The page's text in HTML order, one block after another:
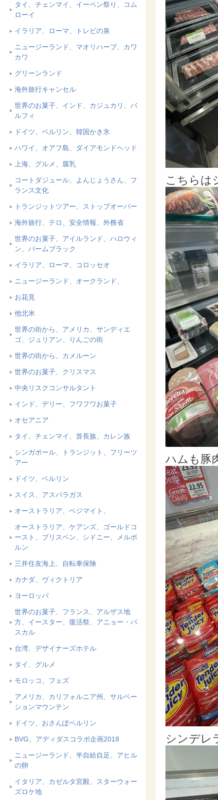
タイ、チェンマイ、イーペン祭り、コム
ローイ
イラリア、ローマ、トレビの泉
ニュージーランド、マオリハーブ、カワ
カワ
グリーンランド
海外旅行キャンセル
世界のお菓子、インド、カジュカリ、バ
ルフィ
ドイツ、ベルリン、韓国かき氷
ハワイ、オアフ島、ダイアモンドヘッド
上海、グルメ、腐乳
コートダジュール、よんじょうさん、フ
ランス文化
トランジットツアー、ストップオーバー
海外旅行、テロ、安全情報、外務省
世界のお菓子、アイルランド、ハロウィ
ン、バームブラック
イラリア、ローマ、コロッセオ
ニュージーランド、オークランド、
お花見
他北米
世界の街から、アメリカ、サンディエ
ゴ、ジュリアン、りんごの街
世界の街から、カメルーン
世界のお菓子、クリスマス
中央リスクコンサルタント
インド、デリー、フワフワお菓子
オセアニア
タイ、チェンマイ、首長族、カレン族
シンガポール、トランジット、フリーツ
アー
ドイツ、ベルリン
スイス、アスパラガス
オーストラリア、ベジマイト、
オーストラリア、ケアンズ、ゴールドコ
ースト、ブリスベン、シドニー、メルボ
ルン
三井住友海上、自転車保険
カナダ、ヴィクトリア
ヨーロッパ
世界のお菓子、フランス、アルザス地
方、イースター、復活祭、アニョー・パ
スカル
台湾、デザイナーズホテル
タイ、グルメ
モロッコ、フェズ
アメリカ、カリフォルニア州、サルベー
ションマウンテン
ドイツ、おさんぽベルリン
BVG、アディダスコラボ企画2018
ニュージーランド、半自給自足、アヒル
の卵
イタリア、カゼルタ宮殿、スターウォー
ズロケ地
こちらは
ハムも豚
シンデレ